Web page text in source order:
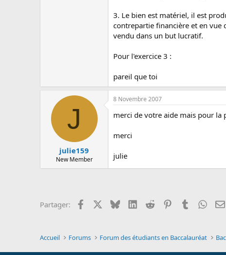
3. Le bien est matériel, il est
contrepartie financière et en vue
vendu dans un but lucratif.
Pour l'exercice 3 :
pareil que toi
J
julie159
New Member
8 Novembre 2007
merci de votre aide mais pour la
merci
julie
Partager: Facebook BlueskyLinkedInReddit PinterestTumblr
Accueil Forums Forum des étudiants en Baccalauréat